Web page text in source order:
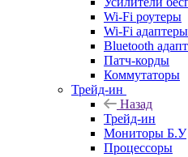
Wi-Fi роутеры
Wi-Fi адаптеры
Bluetooth
Патч-корды
Коммутаторы
Трейд-ин
Назад
Трейд-ин
Мониторы Б.У
Процессоры